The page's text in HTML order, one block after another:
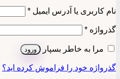
نام کاربری یا آدرس ایمیل *الزامی
گذرواژه *الزامی
مرا به خاطر بسپار ورود
گذرواژه خود را فراموش کرده اید؟